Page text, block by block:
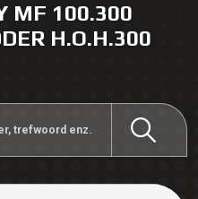
MF 100.300
H.O.H.300